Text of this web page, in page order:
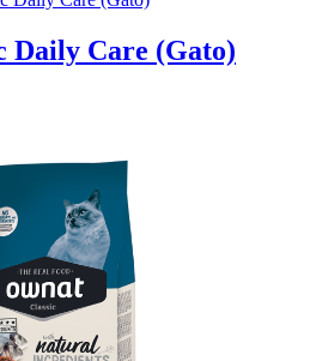
Daily Care (Gato)